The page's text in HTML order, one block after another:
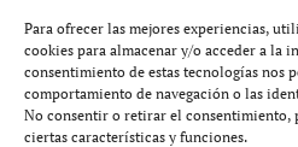
Para ofrecer las mejores experiencias,
cookies para almacenar y/o acceder a la
consentimiento de estas tecnologías nos
comportamiento de navegación o las
No consentir o retirar el consentimiento,
ciertas características y funciones.
gestión empresarial con
agosto 6, 2026